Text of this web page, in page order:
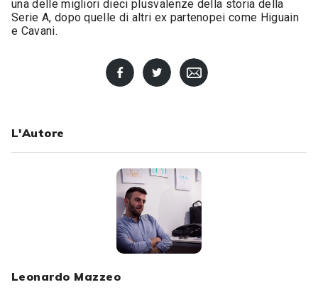
una delle migliori dieci plusvalenze della storia della
Serie A, dopo quelle di altri ex partenopei come Higuain
e Cavani.
L'Autore
Leonardo Mazzeo